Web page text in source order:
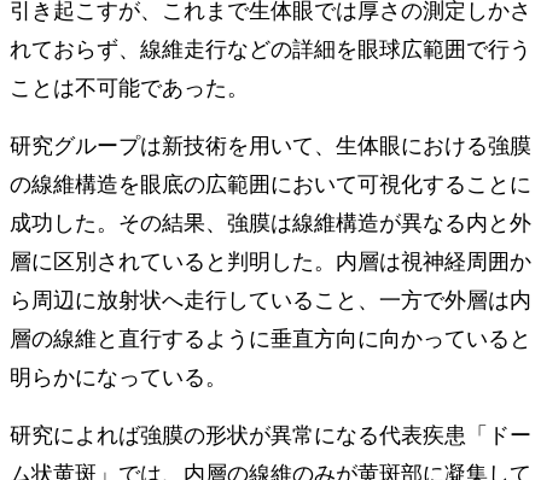
引き起こすが、これまで生体眼では厚さの測定しかさ
れておらず、線維走行などの詳細を眼球広範囲で行う
ことは不可能であった。
研究グループは新技術を用いて、生体眼における強膜
の線維構造を眼底の広範囲において可視化することに
成功した。その結果、強膜は線維構造が異なる内と外
層に区別されていると判明した。内層は視神経周囲か
ら周辺に放射状へ走行していること、一方で外層は内
層の線維と直行するように垂直方向に向かっていると
明らかになっている。
研究によれば強膜の形状が異常になる代表疾患「ドー
ム状黄斑」では、内層の線維のみが黄斑部に凝集して